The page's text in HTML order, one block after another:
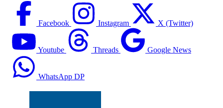
Facebook Instagram X (Twitter)
Youtube Threads Google News
WhatsApp DP